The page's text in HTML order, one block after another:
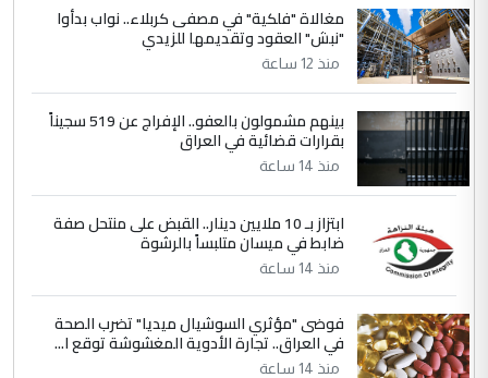
حيدر عاشور
التعليق : تحياتي لك استاذ حامدتركان. كلام
دقيق ومسؤول؛ فالاستثمار الحقيقي للإنسان
وثروات البلد يعتمد على الكفاءة ...
الموضوع :
بين الإهمال واغتصاب الأرض.. بلاد
الرافدين تعاني الجفاف والتصحر!!
التعليق : هذه الزيارة تنفع لبنان، دون الشعب
العراقي، الذي احترق بحر الصيف، في حين
حكومة الزيدي ...
الموضوع :
نواف سلام في بغداد.. "الفيول" مقابل
تصدير النفط العراقي
مغالاة "فلكية" في مصفى كربلاء.. نواب بدأوا
"نبش" العقود وتقديمها للزيدي
منذ 12 ساعة
بينهم مشمولون بالعفو.. الإفراج عن 519 سجيناً
بقرارات قضائية في العراق
منذ 14 ساعة
ابتزاز بـ 10 ملايين دينار.. القبض على منتحل صفة
ضابط في ميسان متلبساً بالرشوة
منذ 14 ساعة
فوضى "مؤثري السوشيال ميديا" تضرب الصحة
في العراق.. تجارة الأدوية المغشوشة توقع ا...
منذ 14 ساعة